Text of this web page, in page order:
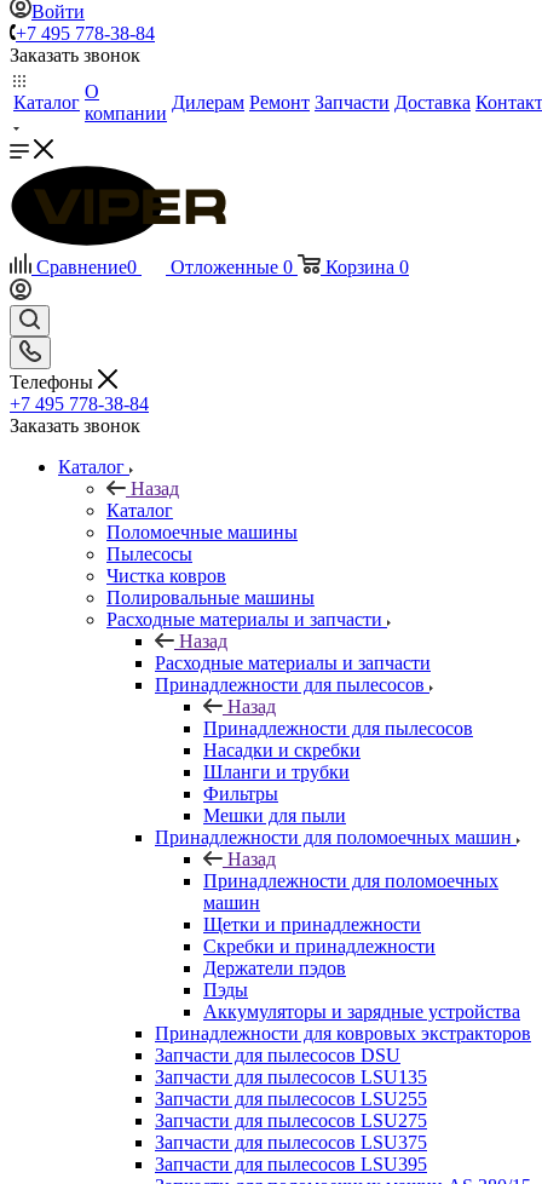
Войти
+7 495 778-38-84
Заказать звонок
Каталог
О
компании
Дилерам Ремонт Запчасти Доставка
Сравнение0 Отложенные 0 Корзина 0
Телефоны
+7 495 778-38-84
Заказать звонок
Каталог
Назад
Каталог
Поломоечные машины
Пылесосы
Чистка ковров
Полировальные машины
Расходные материалы и запчасти
Назад
Расходные материалы и запчасти
Принадлежности для пылесосов
Назад
Принадлежности для пылесосов
Насадки и скребки
Шланги и трубки
Фильтры
Мешки для пыли
Принадлежности для поломоечных машин
Назад
Принадлежности для поломоечных
машин
Щетки и принадлежности
Скребки и принадлежности
Держатели пэдов
Пэды
Аккумуляторы и зарядные устройства
Принадлежности для ковровых экстракторов
Запчасти для пылесосов DSU
Запчасти для пылесосов LSU135
Запчасти для пылесосов LSU255
Запчасти для пылесосов LSU275
Запчасти для пылесосов LSU375
Запчасти для пылесосов LSU395